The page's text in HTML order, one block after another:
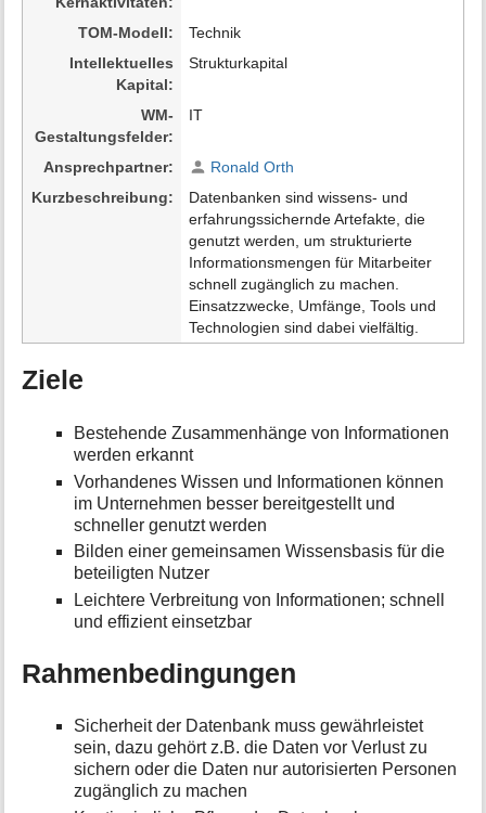
TOM-Modell
Technik
Intellektuelles
Kapital
Strukturkapital
WM-
Gestaltungsfelder
IT
Ansprechpartner
Ronald Orth
Kurzbeschreibung
Datenbanken sind wissens- und
erfahrungssichernde Artefakte, die
genutzt werden, um strukturierte
Informationsmengen für Mitarbeiter
schnell zugänglich zu machen.
Einsatzzwecke, Umfänge, Tools und
Technologien sind dabei vielfältig.
Ziele
Bestehende Zusammenhänge von Informationen
werden erkannt
Vorhandenes Wissen und Informationen können
im Unternehmen besser bereitgestellt und
schneller genutzt werden
Bilden einer gemeinsamen Wissensbasis für die
beteiligten Nutzer
Leichtere Verbreitung von Informationen; schnell
und effizient einsetzbar
Rahmenbedingungen
Sicherheit der Datenbank muss gewährleistet
sein, dazu gehört z.B. die Daten vor Verlust zu
sichern oder die Daten nur autorisierten Personen
zugänglich zu machen